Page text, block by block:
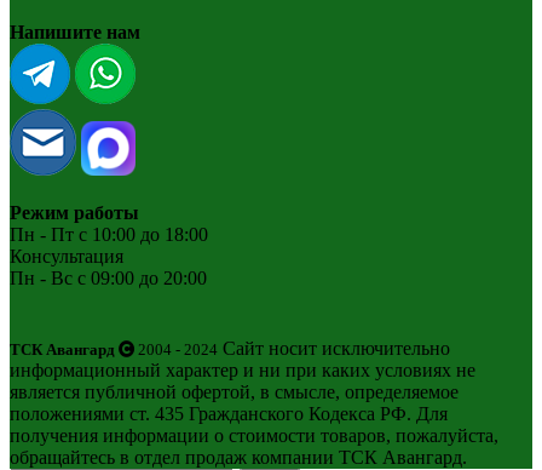
Напишите нам
Режим работы
Пн - Пт с 10:00 до 18:00
Консультация
Пн - Вс с 09:00 до 20:00
ТСК Авангард 2004 - 2024 Сайт носит исключительно
информационный характер и ни при каких условиях не
является публичной офертой, в смысле, определяемое
положениями ст. 435 Гражданского Кодекса РФ. Для
получения информации о стоимости товаров, пожалуйста,
обращайтесь в отдел продаж компании ТСК Авангард.